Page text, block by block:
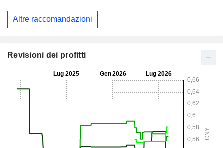
Altre raccomandazioni
Revisioni dei profitti